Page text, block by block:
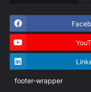
footer-wrapper